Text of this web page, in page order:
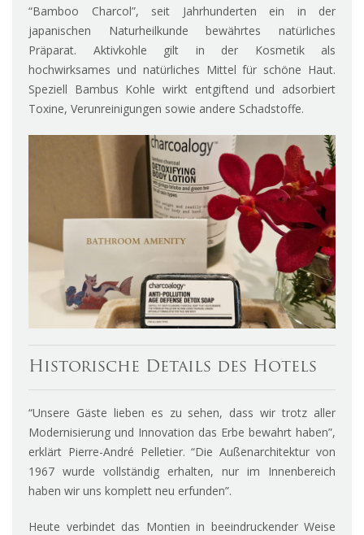
“Bamboo Charcol”, seit Jahrhunderten ein in der
japanischen Naturheilkunde bewährtes natürliches
Präparat. Aktivkohle gilt in der Kosmetik als
hochwirksames und natürliches Mittel für schöne Haut.
Speziell Bambus Kohle wirkt entgiftend und adsorbiert
Toxine, Verunreinigungen sowie andere Schadstoffe.
Historische Details des Hotels
“Unsere Gäste lieben es zu sehen, dass wir trotz aller
Modernisierung und Innovation das Erbe bewahrt haben”,
erklärt Pierre-André Pelletier. “Die Außenarchitektur von
1967 wurde vollständig erhalten, nur im Innenbereich
haben wir uns komplett neu erfunden”.
Heute verbindet das Montien in beeindruckender Weise